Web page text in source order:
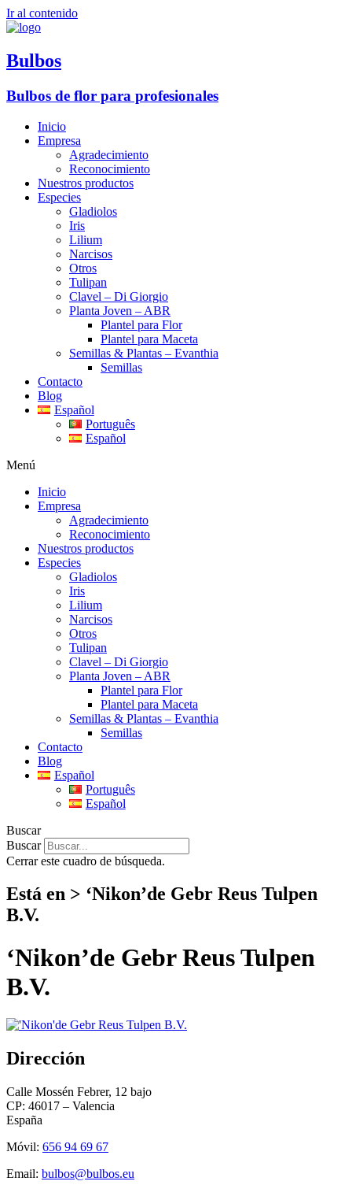
Ir al contenido
Bulbos
Bulbos de flor para profesionales
Inicio
Empresa
Agradecimiento
Reconocimiento
Nuestros productos
Especies
Gladiolos
Iris
Lilium
Narcisos
Otros
Tulipan
Clavel – Di Giorgio
Planta Joven – ABR
Plantel para Flor
Plantel para Maceta
Semillas & Plantas – Evanthia
Semillas
Contacto
Blog
Español
Português
Español
Menú
Inicio
Empresa
Agradecimiento
Reconocimiento
Nuestros productos
Especies
Gladiolos
Iris
Lilium
Narcisos
Otros
Tulipan
Clavel – Di Giorgio
Planta Joven – ABR
Plantel para Flor
Plantel para Maceta
Semillas & Plantas – Evanthia
Semillas
Contacto
Blog
Español
Português
Español
Buscar
Buscar
Cerrar este cuadro de búsqueda.
Está en > ‘Nikon’de Gebr Reus Tulpen
B.V.
‘Nikon’de Gebr Reus Tulpen
B.V.
Dirección
Calle Mossén Febrer, 12 bajo
CP: 46017 – Valencia
España
Móvil: 656 94 69 67
Email: bulbos@bulbos.eu